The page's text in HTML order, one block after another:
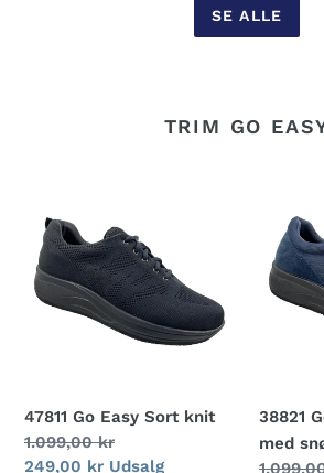
SE ALLE
TRIM GO
Go
Easy
Sort
knit
47811 Go Easy Sort knit
Normalpris
1.099,00 kr
Udsalgspris
249,00 kr Udsalg
Easy
navy
sko
38821
med